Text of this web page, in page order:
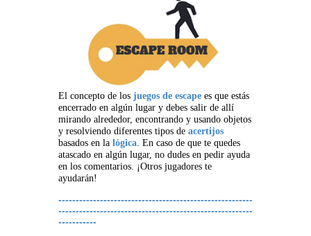
El concepto de los juegos de escape es que estás
encerrado en algún lugar y debes salir de allí
mirando alrededor, encontrando y usando objetos
y resolviendo diferentes tipos de acertijos
basados en la lógica. En caso de que te quedes
atascado en algún lugar, no dudes en pedir ayuda
en los comentarios. ¡Otros jugadores te
ayudarán!
--------------------------------------------------------
--------------------------------------------------------
-----------